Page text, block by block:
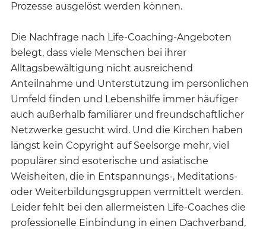
Prozesse ausgelöst werden können.
Die Nachfrage nach Life-Coaching-Angeboten
belegt, dass viele Menschen bei ihrer
Alltagsbewältigung nicht ausreichend
Anteilnahme und Unterstützung im persönlichen
Umfeld finden und Lebenshilfe immer häufiger
auch außerhalb familiärer und freundschaftlicher
Netzwerke gesucht wird. Und die Kirchen haben
längst kein Copyright auf Seelsorge mehr, viel
populärer sind esoterische und asiatische
Weisheiten, die in Entspannungs-, Meditations-
oder Weiterbildungsgruppen vermittelt werden.
Leider fehlt bei den allermeisten Life-Coaches die
professionelle Einbindung in einen Dachverband,